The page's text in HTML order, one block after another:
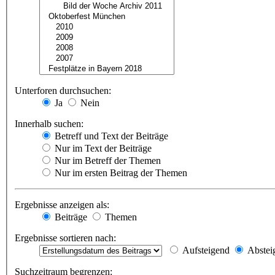
Unterforen durchsuchen:
Ja
Nein
Innerhalb suchen:
Betreff und Text der Beiträge
Nur im Text der Beiträge
Nur im Betreff der Themen
Nur im ersten Beitrag der Themen
Ergebnisse anzeigen als:
Beiträge
Themen
Ergebnisse sortieren nach:
Aufsteigend
Suchzeitraum begrenzen: